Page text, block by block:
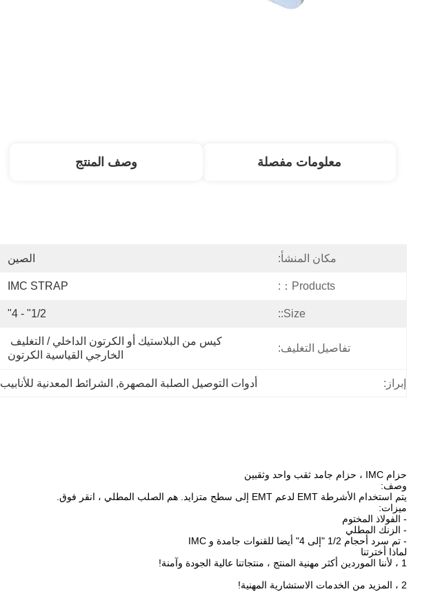
معلومات مفصلة وصف المنتج
مكان المنشأ: الصين
Products：:
IMC STRAP
Size::
1/2" - 4"
تفاصيل التغليف:
الخارجي القياسية الكرتون
إبراز: أدوات التوصيل الصلبة المصهرة, الشرائط المعدنية للأنابيب IMC 1/2 "
حزام IMC ، حزام جامد ثقب واحد وثقبين
وصف:
يتم استخدام الأشرطة EMT لدعم EMT إلى سطح متزايد. هم الصلب المطلي ، انقر فوق.
ميزات:
- الفولاذ المختوم
- الزنك المطلي
- تم سرد أحجام 1/2 "إلى 4" أيضا للقنوات جامدة و IMC
لماذا أخترتنا
1 ، لأننا الموردين أكثر مهنية المنتج ، منتجاتنا عالية الجودة وآمنة!
2 ، المزيد من الخدمات الاستشارية المهنية!